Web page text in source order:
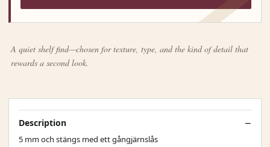
A quiet shelf find—chosen for texture, type, and the kind of detail that
rewards a second look.
Description
5 mm och stängs med ett gångjärnslås